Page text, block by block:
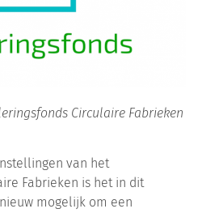
Circulaire Fabrieken
van het
Fabrieken is het in dit
mogelijk om een